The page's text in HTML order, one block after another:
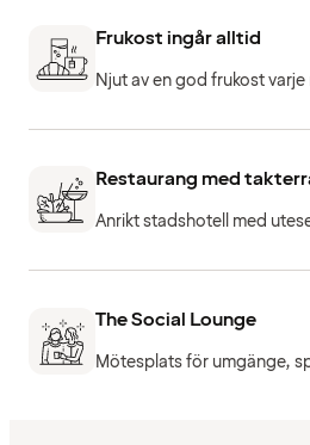
Frukost ingår alltid
Njut av en god frukost
Restaurang med
Anrikt stadshotell med
The Social Lounge
Mötesplats för umgänge,